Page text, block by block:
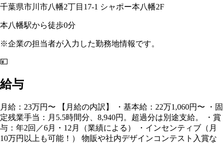
千葉県市川市八幡2丁目17-1 シャポー本八幡2F
本八幡駅から徒歩0分
※企業の担当者が入力した勤務地情報です。
💴
給与
月給：23万円〜 【月給の内訳】 ・基本給：22万1,060円〜 ・固
定残業手当：月5.5時間分、8,940円。超過分は別途支給。 ・賞
与：年2回／6月・12月（業績による） ・インセンティブ（月
10万円以上も可能！） 物販や社内デザインコンテスト入賞な